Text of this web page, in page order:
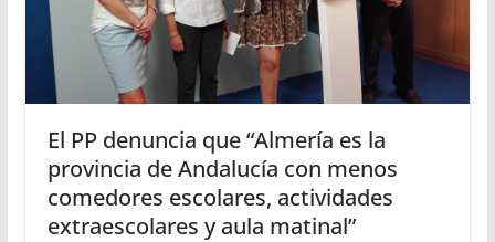
El PP denuncia que “Almería es la
provincia de Andalucía con menos
comedores escolares, actividades
extraescolares y aula matinal”